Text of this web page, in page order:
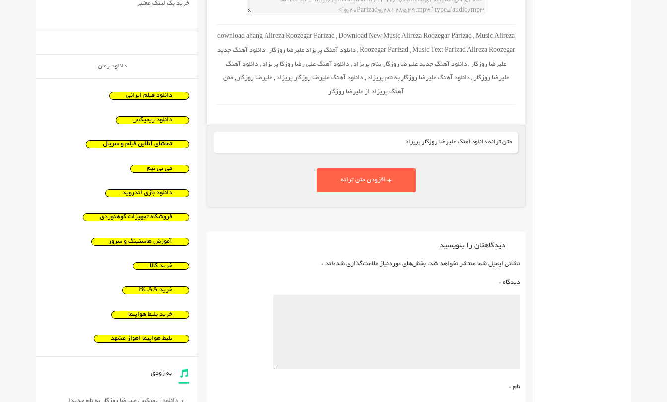
download ahang Alireza Roozegar Parizad ,Download New Music Alireza Roozegar Parizad ,Music Alireza
Roozegar Parizad, Music Text Parizad Alireza Roozegar
,دانلود آهنگ پریزاد علیرضا روزگار ,دانلود آهنگ جدید
علیرضا روزگار , دانلود آهنگ جدید علیرضا روزگار بنام پریزاد, دانلود آهنگ علی رضا روزگا پریزاد, دانلود آهنگ
علیرضا روزگار ,دانلود آهنگ علیرضا روزگار به نام پریزاد ,دانلود آهنگ علیرضا روزگار پریزاد ,علیرضا روزگار ,متن
آهنگ پریزاد از علیرضا روزگار
متن ترانه دانلود آهنگ علیرضا روزگار پریزاد
+ افزودن متن ترانه
دیدگاهتان را بنویسید
نشانی ایمیل شما منتشر نخواهد شد. بخش‌های موردنیاز علامت‌گذاری شده‌اند *
دیدگاه *
نام *
خرید بک لینک معتبر
دانلود رمان
دانلود فیلم ایرانی
دانلود ریمیکس
تماشای آنلاین فیلم و سریال
می بی نیم
دانلود بازی اندروید
فروشگاه تجهیزات کوهنوردی
آموزش هاستینگ و سرور
خرید کالا
خرید BCAA
خرید بلیط هواپیما
بلیط هواپیما اهواز مشهد
به زودی